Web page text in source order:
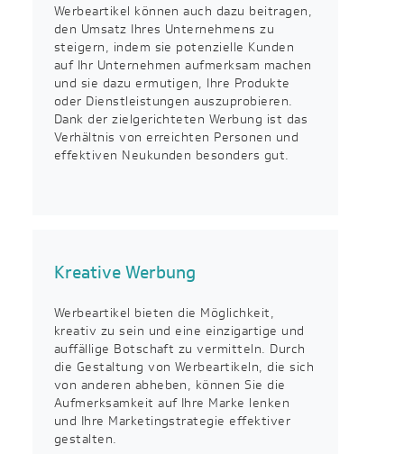
Werbeartikel können auch dazu beitragen,
den Umsatz Ihres Unternehmens zu
steigern, indem sie potenzielle Kunden
auf Ihr Unternehmen aufmerksam machen
und sie dazu ermutigen, Ihre Produkte
oder Dienstleistungen auszuprobieren.
Dank der zielgerichteten Werbung ist das
Verhältnis von erreichten Personen und
effektiven Neukunden besonders gut.
Kreative Werbung
Werbeartikel bieten die Möglichkeit,
kreativ zu sein und eine einzigartige und
auffällige Botschaft zu vermitteln. Durch
die Gestaltung von Werbeartikeln, die sich
von anderen abheben, können Sie die
Aufmerksamkeit auf Ihre Marke lenken
und Ihre Marketingstrategie effektiver
gestalten.